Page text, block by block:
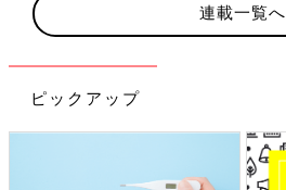
連載一覧へ
ピックアップ